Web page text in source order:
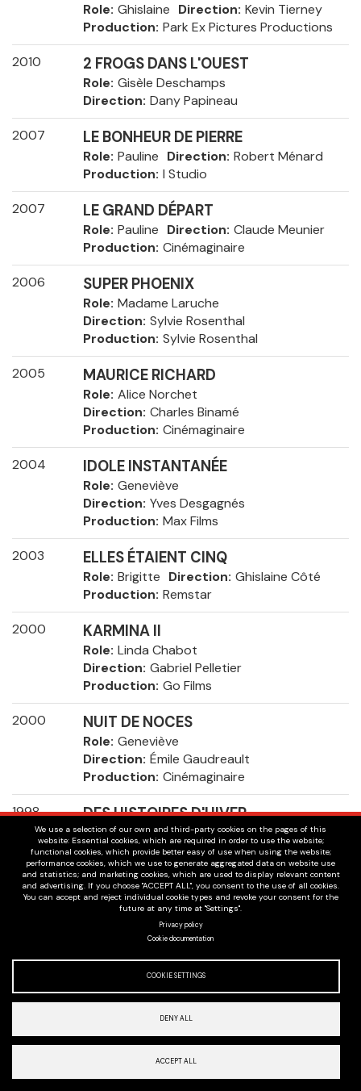
Role Ghislaine Direction Kevin Tierney
Production Park Ex Pictures Productions
2010 2 FROGS DANS L'OUEST
Role Gisèle Deschamps
Direction Dany Papineau
2007 LE BONHEUR DE PIERRE
Role Pauline Direction Robert Ménard
Production I Studio
2007 LE GRAND DÉPART
Role Pauline Direction Claude Meunier
Production Cinémaginaire
2006 SUPER PHOENIX
Role Madame Laruche
Direction Sylvie Rosenthal
Production Sylvie Rosenthal
2005 MAURICE RICHARD
Role Alice Norchet
Direction Charles Binamé
Production Cinémaginaire
2004 IDOLE INSTANTANÉE
Role Geneviève
Direction Yves Desgagnés
Production Max Films
2003 ELLES ÉTAIENT CINQ
Role Brigitte Direction Ghislaine Côté
Production Remstar
2000 KARMINA II
Role Linda Chabot
Direction Gabriel Pelletier
Production Go Films
2000 NUIT DE NOCES
Role Geneviève
Direction Émile Gaudreault
Production Cinémaginaire
1998 DES HISTOIRES D'HIVER
Role Jacqueline Roy
Direction François Bouvier
Production Aska Films
1995 KARMINA
Linda Chabot
Gabriel Pelletier
Production Lux Films
Voice-Over Narration
PAUL DANS LE NORD
We use a selection of our own and third-party cookies on the pages of this
website: Essential cookies, which are required in order to use the website;
functional cookies, which provide better easy of use when using the website;
performance cookies, which we use to generate aggregated data on website use
and statistics; and marketing cookies, which are used to display relevant content
and advertising. If you choose "ACCEPT ALL", you consent to the use of all cookies.
You can accept and reject individual cookie types and revoke your consent for the
future at any time at "Settings".
Privacy policy
Cookie documentation
COOKIE SETTINGS
DENY ALL
ACCEPT ALL